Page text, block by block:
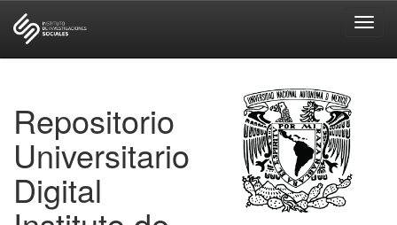
Repositorio
Universitario
Digital